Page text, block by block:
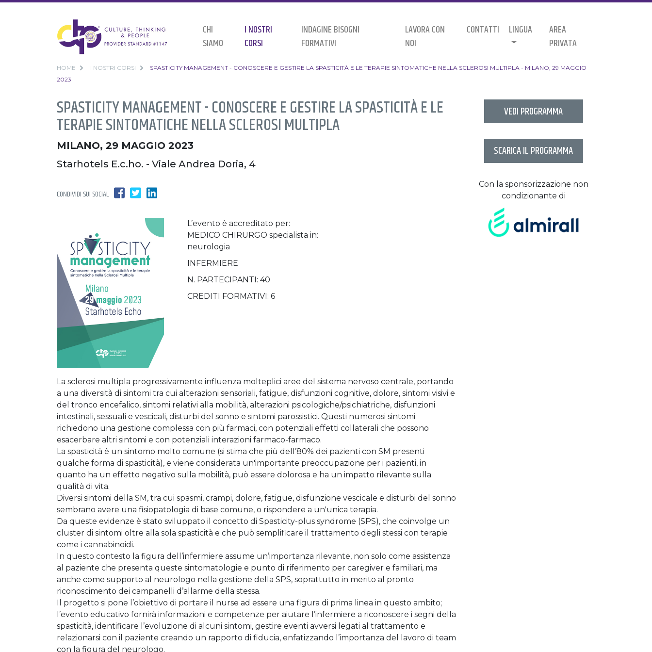
CHI
SIAMO
I NOSTRI
CORSI
INDAGINE BISOGNI
FORMATIVI
LAVORA CON
NOI
CONTATTI LINGUA
AREA
PRIVATA
HOME I NOSTRI CORSI
SPASTICITY MANAGEMENT - CONOSCERE E GESTIRE LA SPASTICITÀ E LE TERAPIE SINTOMATICHE NELLA SCLEROSI MULTIPLA - MILANO, 29 MAGGIO
2023
SPASTICITY MANAGEMENT - CONOSCERE E GESTIRE LA SPASTICITÀ E LE
TERAPIE SINTOMATICHE NELLA SCLEROSI MULTIPLA
MILANO, 29 MAGGIO 2023
Starhotels E.c.ho. - Viale Andrea Doria, 4
CONDIVIDI SUI SOCIAL
L’evento è accreditato per:
MEDICO CHIRURGO specialista in:
neurologia
INFERMIERE
N. PARTECIPANTI: 40
CREDITI FORMATIVI: 6
La sclerosi multipla progressivamente influenza molteplici aree del sistema nervoso centrale, portando
a una diversità di sintomi tra cui alterazioni sensoriali, fatigue, disfunzioni cognitive, dolore, sintomi visivi e
del tronco encefalico, sintomi relativi alla mobilità, alterazioni psicologiche/psichiatriche, disfunzioni
intestinali, sessuali e vescicali, disturbi del sonno e sintomi parossistici. Questi numerosi sintomi
richiedono una gestione complessa con più farmaci, con potenziali effetti collaterali che possono
esacerbare altri sintomi e con potenziali interazioni farmaco-farmaco.
La spasticità è un sintomo molto comune (si stima che più dell’80% dei pazienti con SM presenti
qualche forma di spasticità), e viene considerata un'importante preoccupazione per i pazienti, in
quanto ha un effetto negativo sulla mobilità, può essere dolorosa e ha un impatto rilevante sulla
qualità di vita.
Diversi sintomi della SM, tra cui spasmi, crampi, dolore, fatigue, disfunzione vescicale e disturbi del sonno
sembrano avere una fisiopatologia di base comune, o rispondere a un'unica terapia.
Da queste evidenze è stato sviluppato il concetto di Spasticity-plus syndrome (SPS), che coinvolge un
cluster di sintomi oltre alla sola spasticità e che può semplificare il trattamento degli stessi con terapie
come i cannabinoidi.
In questo contesto la figura dell’infermiere assume un’importanza rilevante, non solo come assistenza
al paziente che presenta queste sintomatologie e punto di riferimento per caregiver e familiari, ma
anche come supporto al neurologo nella gestione della SPS, soprattutto in merito al pronto
riconoscimento dei campanelli d’allarme della stessa.
Il progetto si pone l’obiettivo di portare il nurse ad essere una figura di prima linea in questo ambito;
l’evento educativo fornirà informazioni e competenze per aiutare l’infermiere a riconoscere i segni della
spasticità, identificare l’evoluzione di alcuni sintomi, gestire eventi avversi legati al trattamento e
relazionarsi con il paziente creando un rapporto di fiducia, enfatizzando l’importanza del lavoro di team
con la figura del neurologo.
VEDI PROGRAMMA
SCARICA IL PROGRAMMA
Con la sponsorizzazione non
condizionante di